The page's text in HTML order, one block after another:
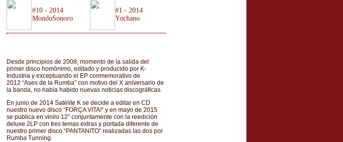
#10 - 2014
MondoSonoro
#1 - 2014
Yochano
Desde principios de 2008, momento de la salida del
primer disco homónimo, editado y producido por K-
Industria y exceptuando el EP conmemorativo de
2012 “Ases de la Rumba” con motivo del X aniversario de
la banda, no había habido nuevas noticias discográficas.
En junio de 2014 Satélite K se decide a editar en CD
nuestro nuevo disco “FORÇA VITA!” y en mayo de 2015
se publica en vinilo 12” conjuntamente con la reedición
deluxe 2LP con tres temas extras y portada diferente de
nuestro primer disco “PANTANITO” realizadas las dos por
Rumba Tunning.